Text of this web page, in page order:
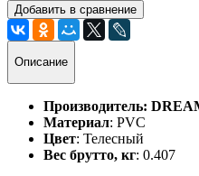
Добавить в сравнение
Описание
Производитель:
Материал: PVC
Цвет: Телесный
Вес брутто, кг: 0.407